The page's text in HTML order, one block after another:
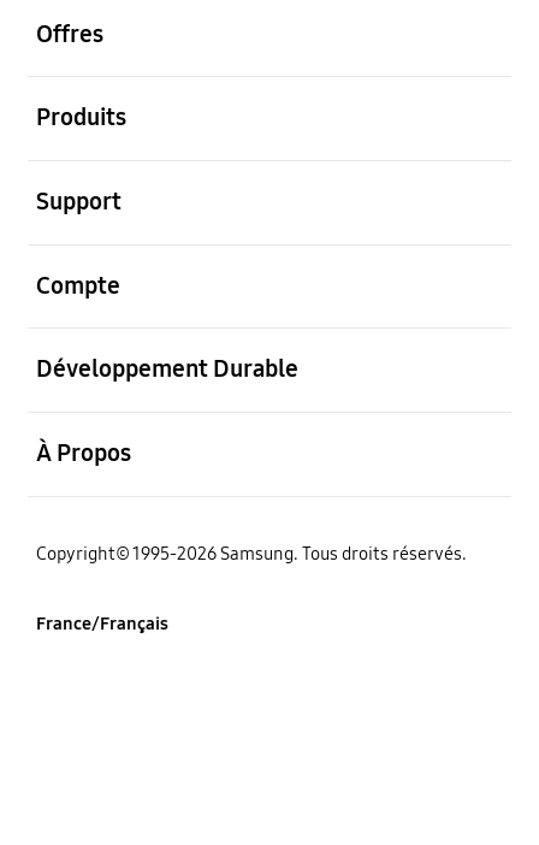
Offres
Produits
Support
Compte
Développement Durable
À Propos
‌Copyright© 1995-2026 Samsung. Tous droits réservés.
France/Français